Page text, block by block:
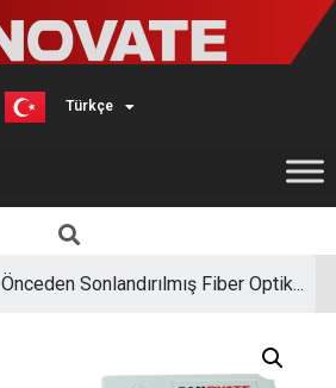
Türkçe
English
Önceden Sonlandırılmış Fiber Optik...